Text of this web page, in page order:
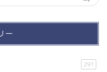
ー
291